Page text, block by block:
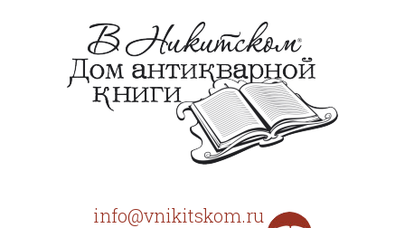
info@vnikitskom.ru